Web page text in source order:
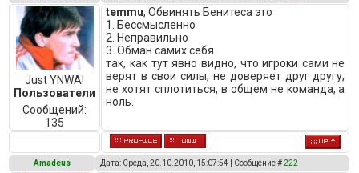
Just YNWA!
Пользователи
Сообщений:
135
temmu, Обвинять Бенитеса это
1. Бессмысленно
2. Неправильно
3. Обман самих себя
так, как тут явно видно, что игроки сами не
верят в свои силы, не доверяет друг другу,
не хотят сплотиться, в общем не команда, а
ноль.
Amadeus Дата: Среда, 20.10.2010, 15:07:54 | Сообщение #222